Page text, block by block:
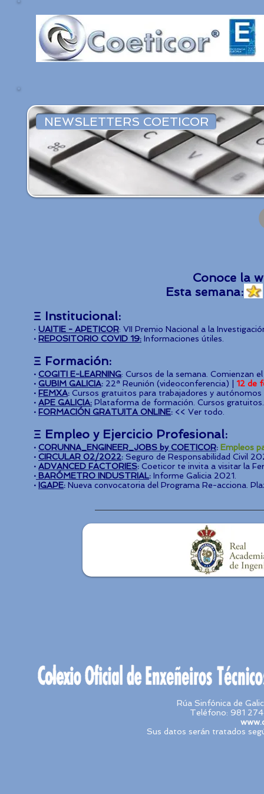
NEWSLETTERS COETICOR
Conoce la
Esta semana:
Ξ Institucional:
· UAITIE - APETICOR: VII Premio Nacional a la
· REPOSITORIO COVID 19: Informaciones útiles.
Ξ Formación:
· COGITI E-LEARNING: Cursos de la semana. Comienzan
· GUBIM GALICIA: 22ª Reunión (videoconferencia) | 12 de
· FEMXA: Cursos gratuitos para trabajadores y autónomos
· APE GALICIA: Plataforma de formación. Cursos gratuitos.
· FORMACIÓN GRATUITA ONLINE: << Ver todo.
Ξ Empleo y Ejercicio Profesional:
· CORUNNA_ENGINEER_JOBS by COETICOR: Empleos
· CIRCULAR 02/2022: Seguro de Responsabilidad Civil
· ADVANCED FACTORIES: Coeticor te invita a visitar la
· BARÓMETRO INDUSTRIAL: Informe Galicia 2021.
· IGAPE: Nueva convocatoria del Programa Re-acciona.
Rúa Sinfónica de
Teléfono: 981
Sus datos serán tratados